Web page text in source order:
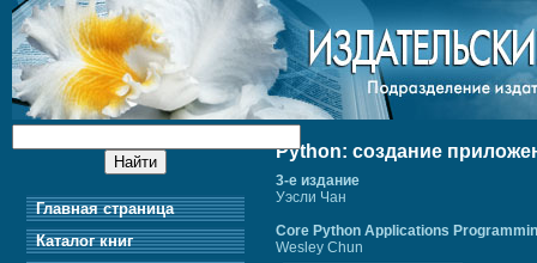
Python: создание
3-е издание
Уэсли Чан
Core Python Applications
Wesley Chun
Главная страница
Каталог книг